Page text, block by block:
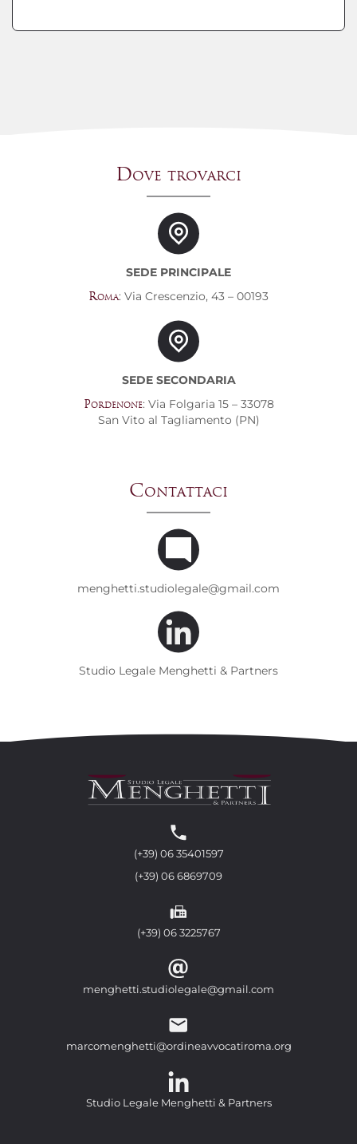
Dove trovarci
SEDE PRINCIPALE
Roma: Via Crescenzio, 43 – 00193
SEDE SECONDARIA
Pordenone: Via Folgaria 15 – 33078
San Vito al Tagliamento (PN)
Contattaci
menghetti.studiolegale@gmail.com
Studio Legale Menghetti & Partners
(+39) 06 35401597
(+39) 06 6869709
(+39) 06 3225767
menghetti.studiolegale@gmail.com
marcomenghetti@ordineavvocatiroma.org
Studio Legale Menghetti & Partners